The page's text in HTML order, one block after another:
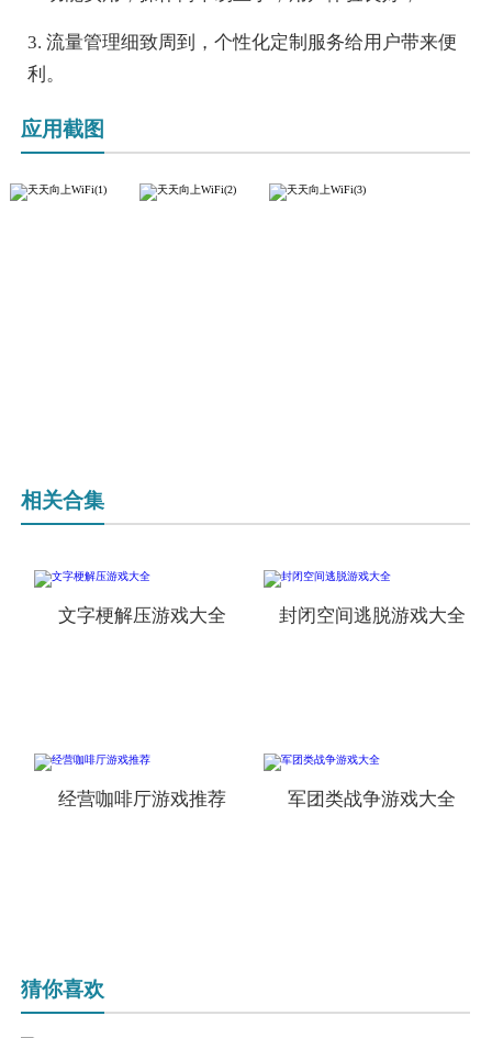
3. 流量管理细致周到，个性化定制服务给用户带来便
利。
应用截图
相关合集
文字梗解压游戏大全 封闭空间逃脱游戏大全
经营咖啡厅游戏推荐 军团类战争游戏大全
猜你喜欢